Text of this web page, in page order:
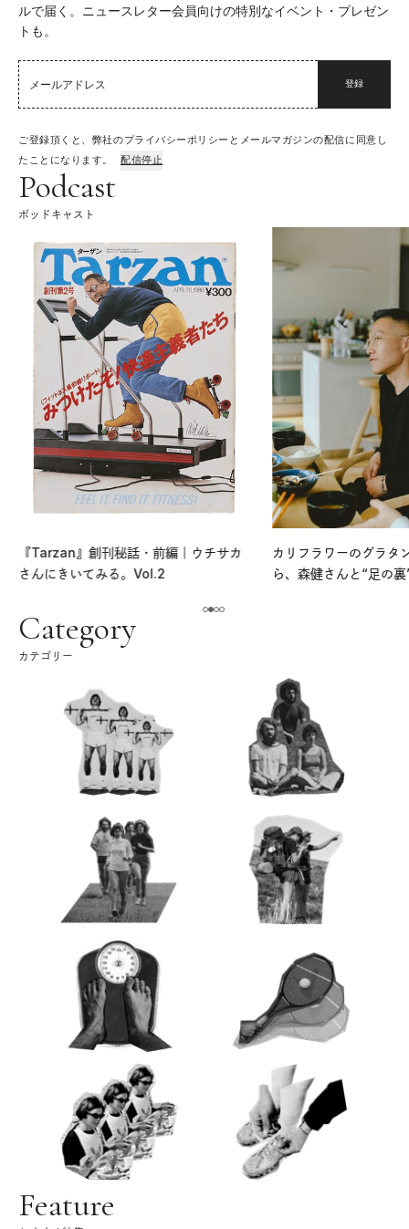
ルで届く。ニュースレター会員向けの特別なイベント・プレゼン
トも。
登録
ご登録頂くと、弊社のプライバシーポリシーとメールマガジンの配信に同意し
たことになります。
配信停止
Podcast
ポッドキャスト
『Tarzan』創刊秘話・前編｜ウチサカ
さんにきいてみる。Vol.2
カリフラワーのグラタ
ら、森健さんと“足の
Category
カテゴリー
Feature